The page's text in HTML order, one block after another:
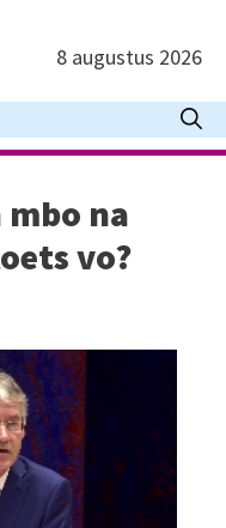
8 augustus 2026
na
vo?